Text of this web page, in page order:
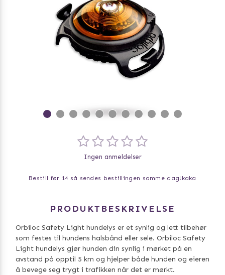
Ingen anmeldelser
Bestill før 14 så sendes bestillingen samme dag! kaka
PRODUKTBESKRIVELSE
Orbiloc Safety Light hundelys er et synlig og lett tilbehør
som festes til hundens halsbånd eller sele. Orbiloc Safety
Light hundelys gjør hunden din synlig i mørket på en
avstand på opptil 5 km og hjelper både hunden og eieren
å bevege seg trygt i trafikken når det er mørkt.